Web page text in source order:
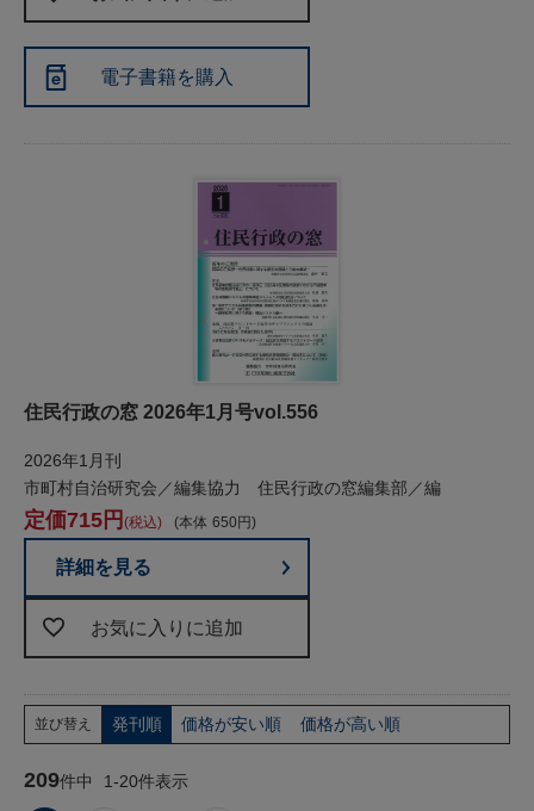
電子書籍を購入
住民行政の窓 2026年1月号vol.556
2026年1月刊
市町村自治研究会／編集協力 住民行政の窓編集部／編
本体 650
715 税込
詳細を見る
お気に入りに追加
並び替え 発刊順 価格が安い順 価格が高い順
209件中 1-20件表示